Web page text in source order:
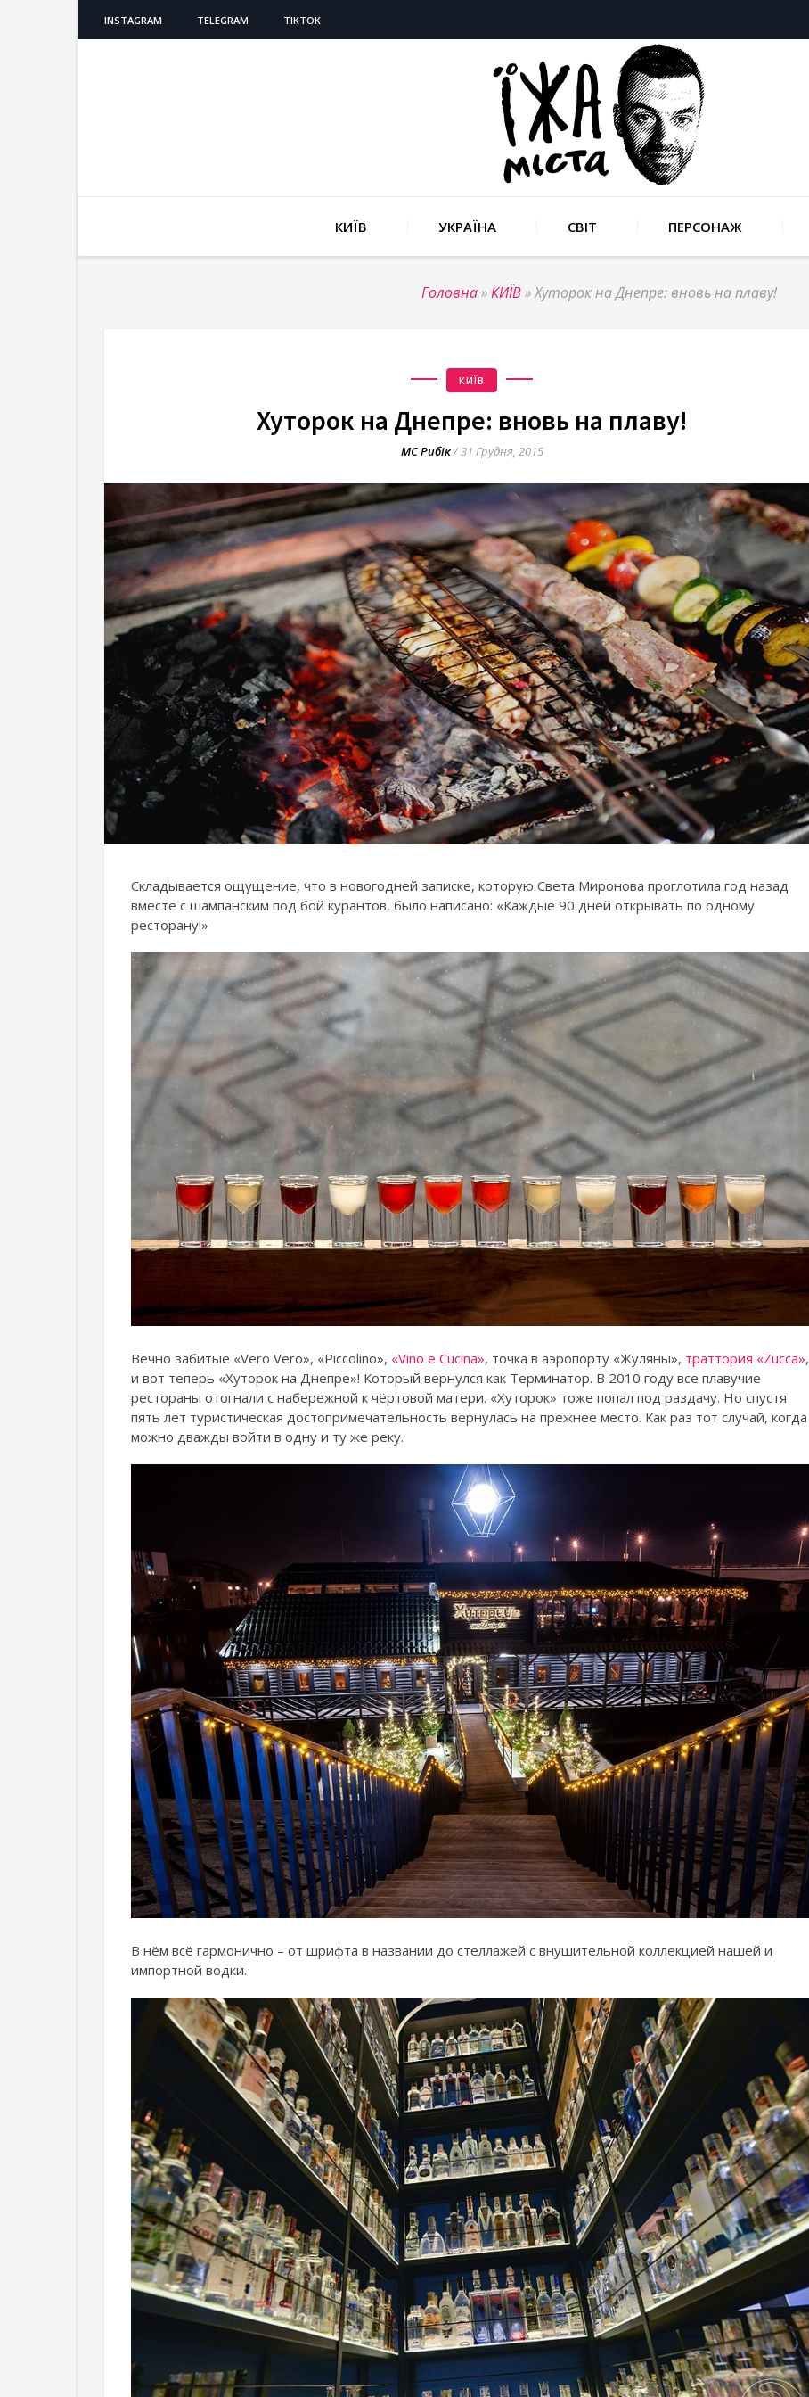
INSTAGRAM TELEGRAM TIKTOK
КИЇВ УКРАЇНА СВІТ ПЕРСОНАЖ
Головна»КИЇВ»Хуторок на Днепре: вновь на плаву!
КИЇВ
Хуторок на Днепре: вновь на плаву!
МС Рибік/31 Грудня, 2015
Складывается ощущение, что в новогодней записке, которую Света Миронова проглотила год назад
вместе с шампанским под бой курантов, было написано: «Каждые 90 дней открывать по одному
ресторану!»
Вечно забитые «Vero Vero», «Piccolino», «Vino e Cucina», точка в аэропорту «Жуляны», траттория «Zucca»,
и вот теперь «Хуторок на Днепре»! Который вернулся как Терминатор. В 2010 году все плавучие
рестораны отогнали с набережной к чёртовой матери. «Хуторок» тоже попал под раздачу. Но спустя
пять лет туристическая достопримечательность вернулась на прежнее место. Как раз тот случай, когда
можно дважды войти в одну и ту же реку.
В нём всё гармонично – от шрифта в названии до стеллажей с внушительной коллекцией нашей и
импортной водки.